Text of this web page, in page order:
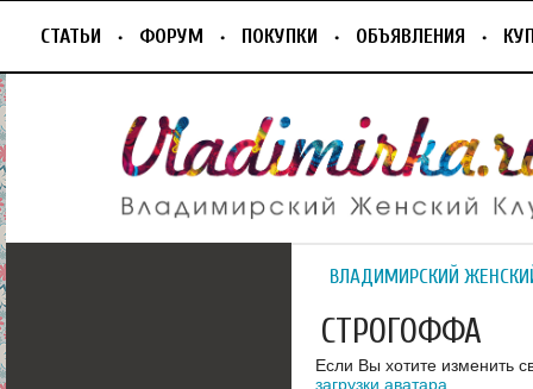
СТАТЬИ ФОРУМ ПОКУПКИ ОБЪЯВЛЕНИЯ
ВЛАДИМИРСКИЙ
СТРОГОФФА
Если Вы хотите изменить
загрузки аватара